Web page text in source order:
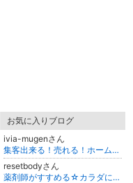
お気に入りブログ
ivia-mugenさん
集客出来る！売れる！ホームページの作り方
resetbodyさん
薬剤師がすすめる☆カラダにやさしい生活